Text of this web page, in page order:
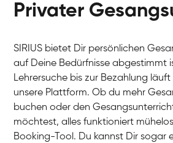
Gesang / Vocal
Anna
Gesang / Vocal
Gesang / Vocal
Gesang / Vocal
Gesang / Vocal
Gesang / Vocal
Gesang / Vocal
Gesang / Vocal
Privater
SIRIUS bietet Dir persönlichen
auf Deine Bedürfnisse abgestimmt
Lehrersuche bis zur Bezahlung
unsere Plattform. Ob du mehr
buchen oder den
möchtest, alles funktioniert
Booking-Tool. Du kannst Dir sogar